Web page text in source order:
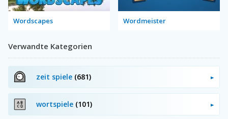
Wordscapes Wordmeister
Verwandte Kategorien
zeit spiele (681)
wortspiele (101)